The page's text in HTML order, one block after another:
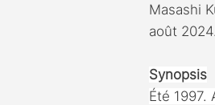
Masashi
août 2024.
Synopsis
Été 1997.